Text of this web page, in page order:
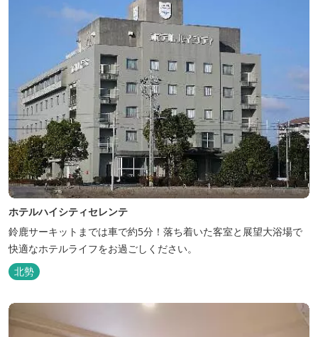
ホテルハイシティセレンテ
鈴鹿サーキットまでは車で約5分！落ち着いた客室と展望大浴場で
快適なホテルライフをお過ごしください。
北勢